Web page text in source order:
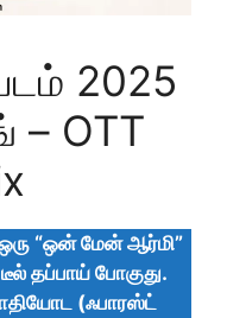
2025
– OTT
“ஒன் மேன் ஆர்மி”
டீல் தப்பாய் போகுது.
(ஃபாரஸ்ட்